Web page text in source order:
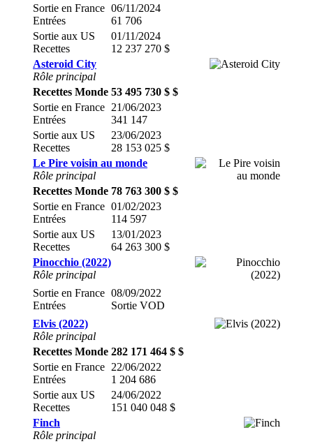
Sortie en France
Entrées
06/11/2024
61 706
Sortie aux US
Recettes
01/11/2024
12 237 270 $
Asteroid City
Rôle principal
Recettes Monde 53 495 730 $ $
Sortie en France
Entrées
21/06/2023
341 147
Sortie aux US
Recettes
23/06/2023
28 153 025 $
Le Pire voisin au monde
Rôle principal
Recettes Monde 78 763 300 $ $
Sortie en France
Entrées
01/02/2023
114 597
Sortie aux US
Recettes
13/01/2023
64 263 300 $
Pinocchio (2022)
Rôle principal
Sortie en France
Entrées
08/09/2022
Sortie VOD
Elvis (2022)
Rôle principal
Recettes Monde 282 171 464 $ $
Sortie en France
Entrées
22/06/2022
1 204 686
Sortie aux US
Recettes
24/06/2022
151 040 048 $
Finch
Rôle principal